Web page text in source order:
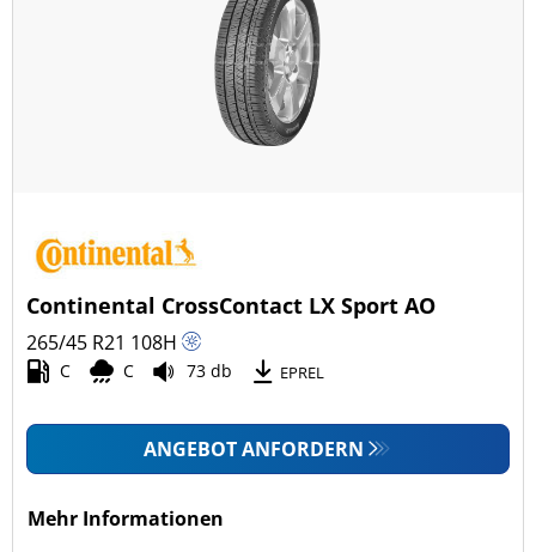
Continental CrossContact LX Sport AO
265/45 R21 108H
C C 73 db EPREL
ANGEBOT ANFORDERN
Mehr Informationen